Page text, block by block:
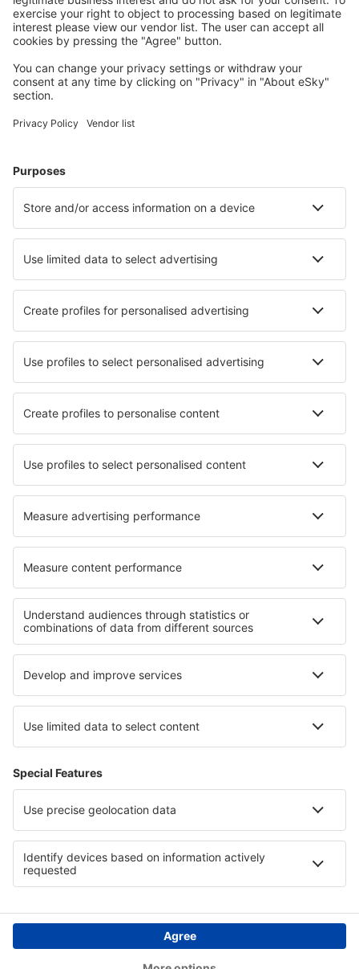
Wählen Sie aus über 1,3 Millionen Unterkünften: Hotels,
Hütten, Apartments und andere.
Meist gesuchte Hotels von eSky-Nutzern
Hotels in Frankreich - Beliebte Städte
Hotels in Nizza Hotels in Cannes Hotels in Morillon
Hotels in Lourdes
Die besten Hotels - Städte
Hotels in Guidonia Montecelio Hotels Xinxing
Hotels Waiohinu Hotels in Riverside
Hotels in Nominingue Hotels in Ruislip
Hotels in der Französische Riviera
Hotels in Provence-Alpes-Côte d’Azur
Hotels beim Comer See Hotels in Torres del Paine
Hotels in Alta-Snowbird Hotels auf den Malediven
Hotels im Naturschutzgebiet Pongola